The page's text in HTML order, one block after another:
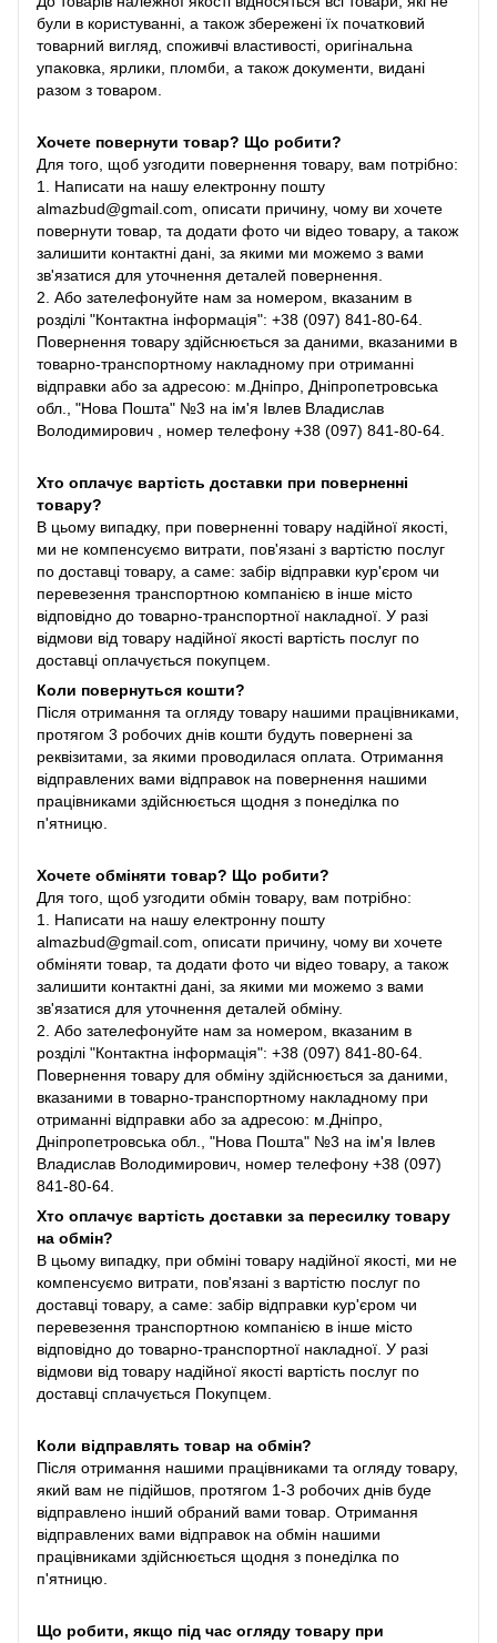
були в користуванні, а також збережені їх початковий
товарний вигляд, споживчі властивості, оригінальна
упаковка, ярлики, пломби, а також документи, видані
разом з товаром.
Хочете повернути товар? Що робити?
Для того, щоб узгодити повернення товару, вам потрібно:
1. Написати на нашу електронну пошту
almazbud@gmail.com, описати причину, чому ви хочете
повернути товар, та додати фото чи відео товару, а також
залишити контактні дані, за якими ми можемо з вами
зв'язатися для уточнення деталей повернення.
2. Або зателефонуйте нам за номером, вказаним в
розділі "Контактна інформація": +38 (097) 841-80-64.
Повернення товару здійснюється за даними, вказаними в
товарно-транспортному накладному при отриманні
відправки або за адресою: м.Дніпро, Дніпропетровська
обл., "Нова Пошта" №3 на ім'я Івлев Владислав
Володимирович , номер телефону +38 (097) 841-80-64.
Хто оплачує вартість доставки при поверненні
товару?
В цьому випадку, при поверненні товару надійної якості,
ми не компенсуємо витрати, пов'язані з вартістю послуг
по доставці товару, а саме: забір відправки кур'єром чи
перевезення транспортною компанією в інше місто
відповідно до товарно-транспортної накладної. У разі
відмови від товару надійної якості вартість послуг по
доставці оплачується покупцем.
Коли повернуться кошти?
Після отримання та огляду товару нашими працівниками,
протягом 3 робочих днів кошти будуть повернені за
реквізитами, за якими проводилася оплата. Отримання
відправлених вами відправок на повернення нашими
працівниками здійснюється щодня з понеділка по
п'ятницю.
Хочете обміняти товар? Що робити?
Для того, щоб узгодити обмін товару, вам потрібно:
1. Написати на нашу електронну пошту
almazbud@gmail.com, описати причину, чому ви хочете
обміняти товар, та додати фото чи відео товару, а також
залишити контактні дані, за якими ми можемо з вами
зв'язатися для уточнення деталей обміну.
2. Або зателефонуйте нам за номером, вказаним в
розділі "Контактна інформація": +38 (097) 841-80-64.
Повернення товару для обміну здійснюється за даними,
вказаними в товарно-транспортному накладному при
отриманні відправки або за адресою: м.Дніпро,
Дніпропетровська обл., "Нова Пошта" №3 на ім'я Івлев
Владислав Володимирович, номер телефону +38 (097)
841-80-64.
Хто оплачує вартість доставки за пересилку товару
на обмін?
В цьому випадку, при обміні товару надійної якості, ми не
компенсуємо витрати, пов'язані з вартістю послуг по
доставці товару, а саме: забір відправки кур'єром чи
перевезення транспортною компанією в інше місто
відповідно до товарно-транспортної накладної. У разі
відмови від товару надійної якості вартість послуг по
доставці сплачується Покупцем.
Коли відправлять товар на обмін?
Після отримання нашими працівниками та огляду товару,
який вам не підійшов, протягом 1-3 робочих днів буде
відправлено інший обраний вами товар. Отримання
відправлених вами відправок на обмін нашими
працівниками здійснюється щодня з понеділка по
п'ятницю.
Що робити, якщо під час огляду товару при